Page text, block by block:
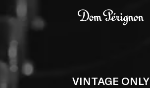
VINTAGE ONLY